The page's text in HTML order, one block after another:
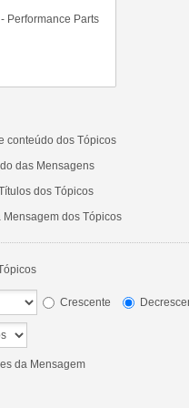
conteúdo dos Tópicos
das Mensagens
dos Tópicos
dos Tópicos
Crescente
da Mensagem